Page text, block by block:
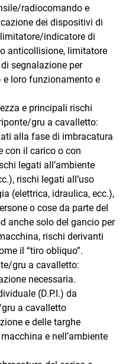
radiocomando e
dei dispositivi di
indicatore di
anticollisione, limitatore
segnalazione per
e loro funzionamento e
e principali rischi
gru a cavalletto:
alla fase di imbracatura
con il carico o con
legati all’ambiente
rischi legati all’uso
(elettrica, idraulica, ecc.),
o cose da parte del
anche solo del gancio per
rischi derivanti
il “tiro obliquo”.
gru a cavalletto:
necessaria.
(D.P.I.) da
a cavalletto
e delle targhe
e nell’ambiente